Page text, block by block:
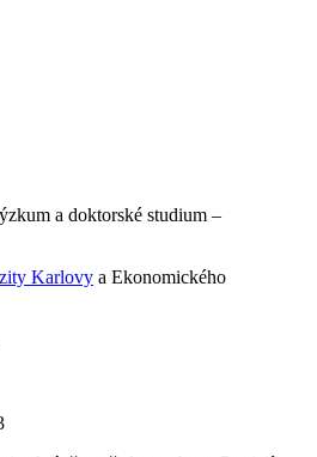
a doktorské studium –
Karlovy a Ekonomického